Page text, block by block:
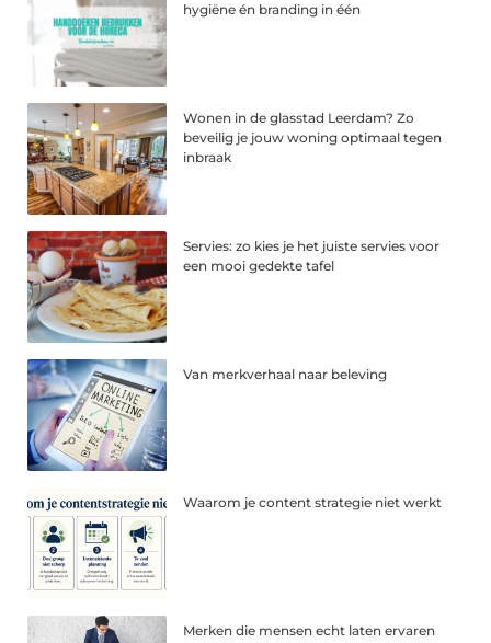
hygiëne én branding in één
Wonen in de glasstad Leerdam? Zo
beveilig je jouw woning optimaal tegen
inbraak
Servies: zo kies je het juiste servies voor
een mooi gedekte tafel
Van merkverhaal naar beleving
Waarom je content strategie niet werkt
Merken die mensen echt laten ervaren